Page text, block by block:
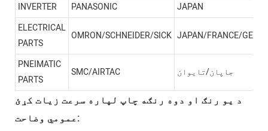
INVERTER PANASONIC
JAPAN
ELECTRICAL
PARTS
OMRON/SCHNEIDER/SICK JAPAN/FRANCE/
PNEIMATIC
PARTS
SMC/AIRTAC جاپان/تایوان
د یو رنګ او دوه رنګه چاپ لپاره سرعت زیات کړئ
عمومي وضاحت: